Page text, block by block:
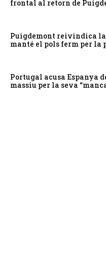
frontal al retorn de
Puigdemont reivindica
manté el pols ferm per
Portugal acusa Espanya
massiu per la seva